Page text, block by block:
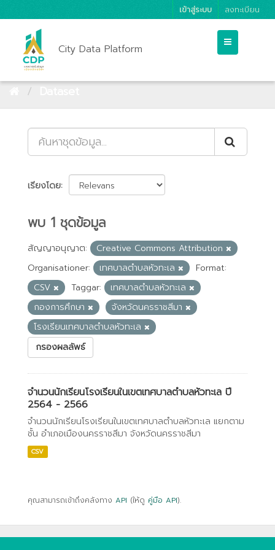
เข้าสู่ระบบ ลงทะเบียน
City Data Platform
เรียงโดย
พบ 1 ชุดข้อมูล
สัญญาอนุญาต:
Creative Commons Attribution
Organisationer:
เทศบาลตำบลหัวทะเล
Format:
CSV
Taggar:
เทศบาลตำบลหัวทะเล
กองการศึกษา
จังหวัดนครราชสีมา
โรงเรียนเทศบาลตำบลหัวทะเล
กรองผลลัพธ์
จำนวนนักเรียนโรงเรียนในเขตเทศบาลตำบลหัวทะเล ปี
2564 - 2566
จำนวนนักเรียนโรงเรียนในเขตเทศบาลตำบลหัวทะเล แยกตาม
ชั้น อำเภอเมืองนครราชสีมา จังหวัดนครราชสีมา
CSV
คุณสามารถเข้าถึงคลังทาง API (ให้ดู คู่มือ API).